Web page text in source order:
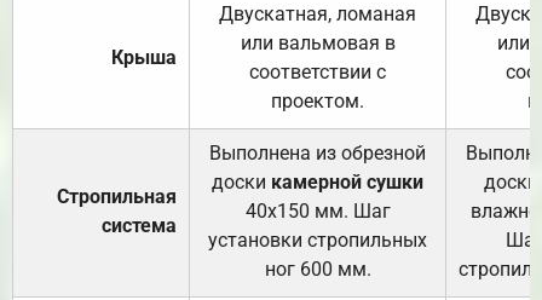
Крыша
Двускатная, ломаная
или вальмовая в
соответствии с
проектом.
или
Стропильная
система
Выполнена из обрезной
доски камерной сушки
40х150 мм. Шаг
установки стропильных
ног 600 мм.
доски